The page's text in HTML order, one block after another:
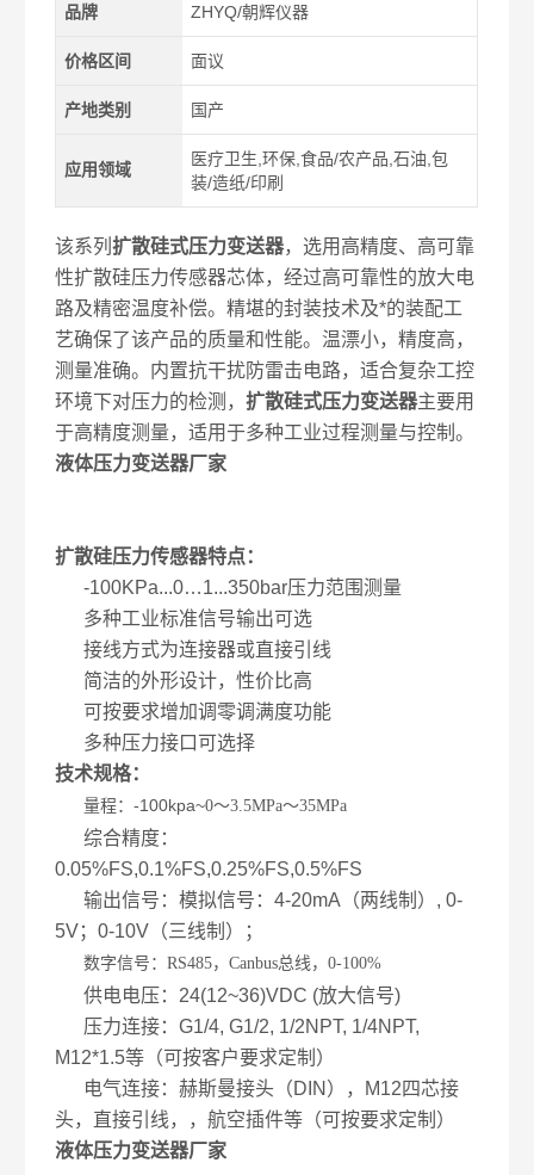
品牌 ZHYQ/朝辉仪器
价格区间 面议
产地类别 国产
应用领域
医疗卫生,环保,食品/农产品,石油,包
装/造纸/印刷
该系列扩散硅式压力变送器，选用高精度、高可靠
性扩散硅压力传感器芯体，经过高可靠性的放大电
路及精密温度补偿。精堪的封装技术及*的装配工
艺确保了该产品的质量和性能。温漂小，精度高，
测量准确。内置抗干扰防雷击电路，适合复杂工控
环境下对压力的检测，扩散硅式压力变送器主要用
于高精度测量，适用于多种工业过程测量与控制。
液体压力变送器厂家
扩散硅压力传感器特点：
-100KPa...0…1...350bar压力范围测量
多种工业标准信号输出可选
接线方式为连接器或直接引线
简洁的外形设计，性价比高
可按要求增加调零调满度功能
多种压力接口可选择
技术规格：
量程：-100kpa~0～3.5MPa～35MPa
综合精度：
0.05%FS,0.1%FS,0.25%FS,0.5%FS
输出信号：模拟信号：4-20mA（两线制）, 0-
5V；0-10V（三线制）；
数字信号：RS485，Canbus总线，0-100%
供电电压：24(12~36)VDC (放大信号)
压力连接：G1/4, G1/2, 1/2NPT, 1/4NPT,
M12*1.5等（可按客户要求定制）
电气连接：赫斯曼接头（DIN），M12四芯接
头，直接引线，，航空插件等（可按要求定制）
液体压力变送器厂家